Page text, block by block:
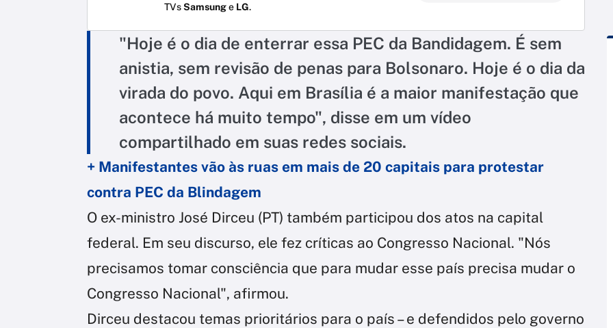
TVsSamsunge LG.
"Hoje é o dia de enterrar essa PEC da Bandidagem. É sem
anistia, sem revisão de penas para Bolsonaro. Hoje é o dia da
virada do povo. Aqui em Brasília é a maior manifestação que
acontece há muito tempo", disse em um vídeo
compartilhado em suas redes sociais.
+ Manifestantes vão às ruas em mais de 20 capitais para protestar
contra PEC da Blindagem
O ex-ministro José Dirceu (PT) também participou dos atos na capital
federal. Em seu discurso, ele fez críticas ao Congresso Nacional. "Nós
precisamos tomar consciência que para mudar esse país precisa mudar o
Congresso Nacional", afirmou.
Dirceu destacou temas prioritários para o país – e defendidos pelo governo